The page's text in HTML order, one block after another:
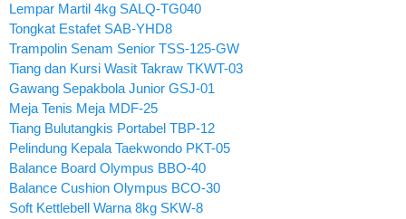
Lempar Martil 4kg SALQ-TG040
Tongkat Estafet SAB-YHD8
Trampolin Senam Senior TSS-125-GW
Tiang dan Kursi Wasit Takraw TKWT-03
Gawang Sepakbola Junior GSJ-01
Meja Tenis Meja MDF-25
Tiang Bulutangkis Portabel TBP-12
Pelindung Kepala Taekwondo PKT-05
Balance Board Olympus BBO-40
Balance Cushion Olympus BCO-30
Soft Kettlebell Warna 8kg SKW-8